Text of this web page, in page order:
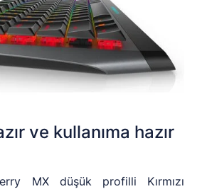
ve kullanıma hazır
MX düşük profilli Kırmızı